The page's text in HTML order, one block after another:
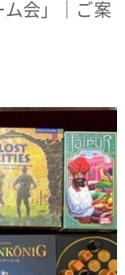
ム会」｜ご案